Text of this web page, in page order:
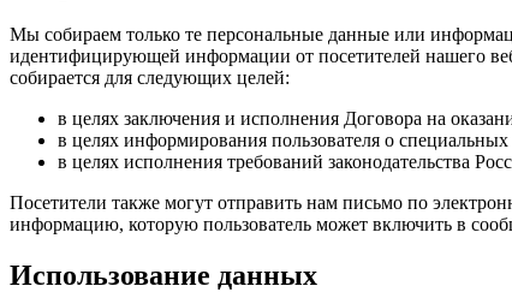
Мы собираем только те персональные данные или
идентифицирующей информации от посетителей нашего
собирается для следующих целей:
в целях заключения и исполнения Договора на
в целях информирования пользователя о
в целях исполнения требований законодательства
Посетители также могут отправить нам письмо по
информацию, которую пользователь может включить в
Использование данных